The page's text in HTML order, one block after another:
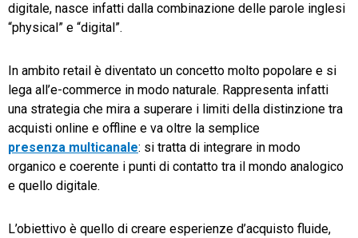
digitale, nasce infatti dalla combinazione delle parole inglesi
“physical” e “digital”.
In ambito retail è diventato un concetto molto popolare e si
lega all’e-commerce in modo naturale. Rappresenta infatti
una strategia che mira a superare i limiti della distinzione tra
acquisti online e offline e va oltre la semplice
presenza multicanale: si tratta di integrare in modo
organico e coerente i punti di contatto tra il mondo analogico
e quello digitale.
L’obiettivo è quello di creare esperienze d’acquisto fluide,